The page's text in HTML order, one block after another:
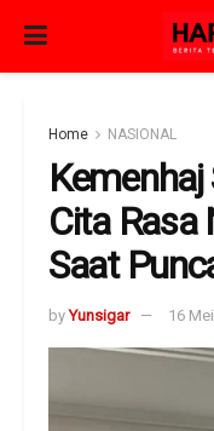
Home NASIONAL
Cita Rasa
Saat
by Yunsigar 16